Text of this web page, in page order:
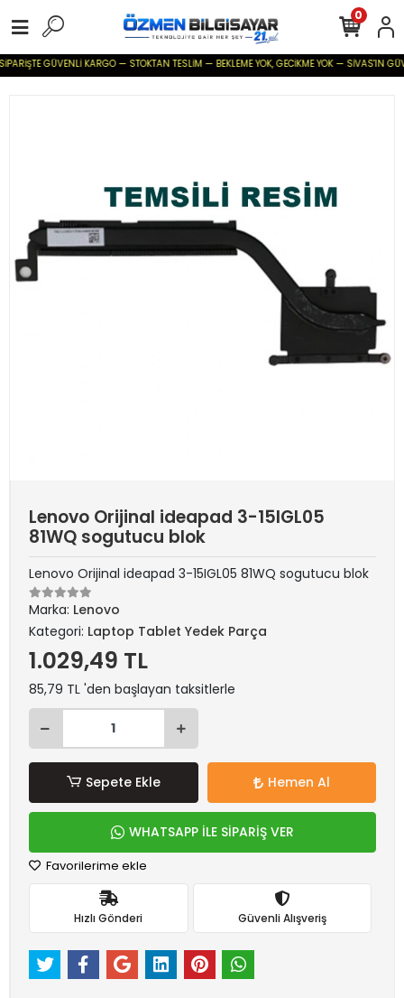
GÜVENLİ KARGO — STOKTAN TESLİM — BEKLEME YOK, GECİKME YOK — SİVAS'IN
0
Lenovo Orijinal ideapad 3-15IGL05
81WQ sogutucu blok
Lenovo Orijinal ideapad 3-15IGL05 81WQ sogutucu blok
Marka: Lenovo
Kategori: Laptop Tablet Yedek Parça
1.029,49 TL
85,79 TL 'den başlayan taksitlerle
Sepete Ekle Hemen Al
WHATSAPP İLE SİPARİŞ VER
Favorilerime ekle
Hızlı Gönderi Güvenli Alışveriş